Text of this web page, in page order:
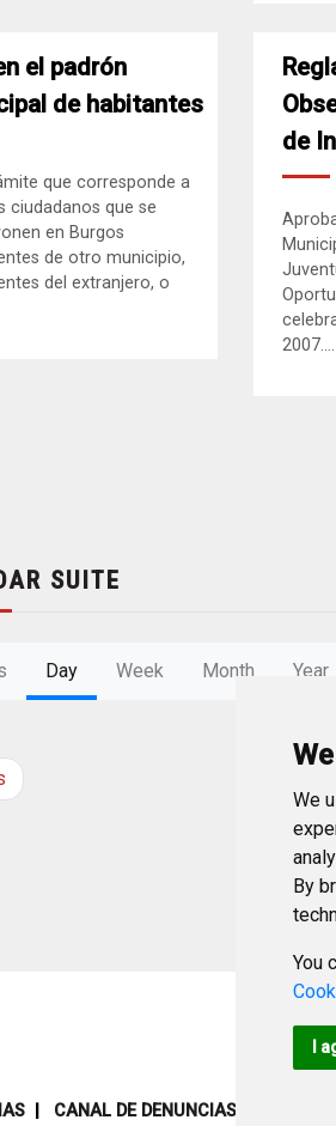
We
By
You
I
el padrón
de habitantes
que corresponde a
ciudadanos que se
en Burgos
de otro municipio,
del extranjero, o
de
2007....
SUITE
Day Week Month Year
CANAL DE DENUNCIAS